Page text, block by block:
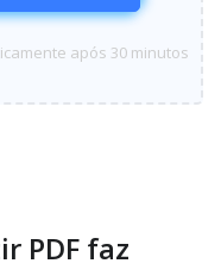
após 30 minutos
PDF faz